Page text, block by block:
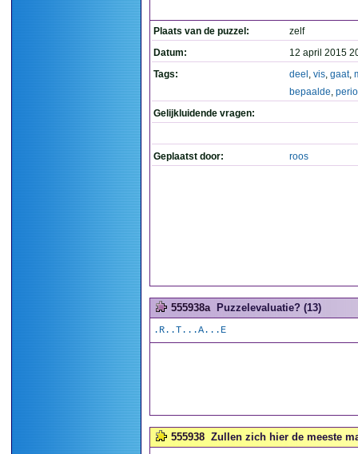
Plaats van de puzzel:
zelf
Datum:
12 april 2015
Tags:
deel , vis, gaat,
bepaalde,
Gelijkluidende vragen:
Geplaatst door: roos
555938a Puzzelevaluatie? (13)
.R..T...A...E
555938 Zullen zich hier de meeste